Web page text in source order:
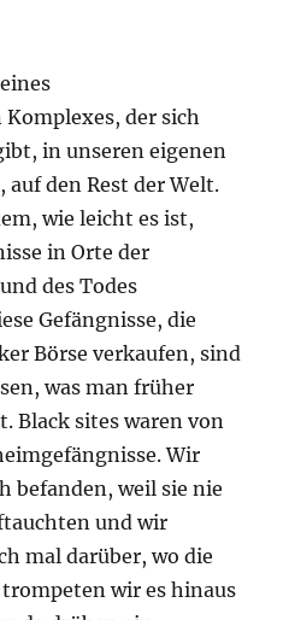
der sich
in unseren eigenen
auf den Rest der Welt.
wie leicht es ist,
in Orte der
des Todes
Gefängnisse, die
Börse verkaufen, sind
was man früher
Black sites waren von
Wir
befanden, weil sie nie
und wir
mal darüber, wo die
wir es hinaus